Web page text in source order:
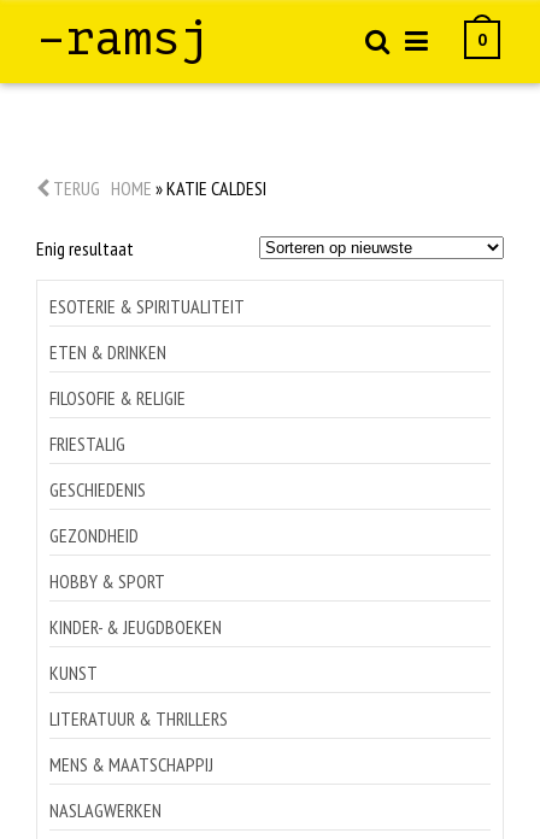
–ramsj 0
TERUG HOME »KATIE CALDESI
Enig resultaat
ESOTERIE & SPIRITUALITEIT
ETEN & DRINKEN
FILOSOFIE & RELIGIE
FRIESTALIG
GESCHIEDENIS
GEZONDHEID
HOBBY & SPORT
KINDER- & JEUGDBOEKEN
KUNST
LITERATUUR & THRILLERS
MENS & MAATSCHAPPIJ
NASLAGWERKEN